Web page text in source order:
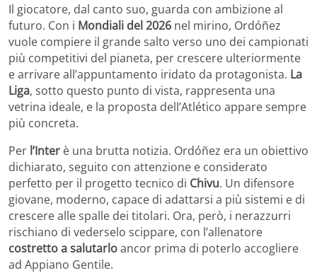
Il giocatore, dal canto suo, guarda con ambizione al
futuro. Con i Mondiali del 2026 nel mirino, Ordóñez
vuole compiere il grande salto verso uno dei campionati
più competitivi del pianeta, per crescere ulteriormente
e arrivare all’appuntamento iridato da protagonista. La
Liga, sotto questo punto di vista, rappresenta una
vetrina ideale, e la proposta dell’Atlético appare sempre
più concreta.
Per l’Inter è una brutta notizia. Ordóñez era un obiettivo
dichiarato, seguito con attenzione e considerato
perfetto per il progetto tecnico di Chivu. Un difensore
giovane, moderno, capace di adattarsi a più sistemi e di
crescere alle spalle dei titolari. Ora, però, i nerazzurri
rischiano di vederselo scippare, con l’allenatore
costretto a salutarloancor prima di poterlo accogliere
ad Appiano Gentile.